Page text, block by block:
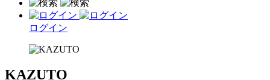
ログイン
KAZUTO